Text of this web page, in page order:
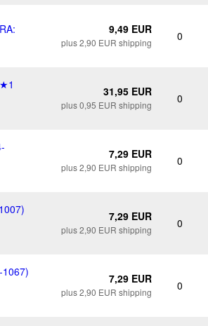
9,49 EUR
plus 2,90 EUR shipping 0
31,95 EUR
plus 0,95 EUR shipping 0
7,29 EUR
plus 2,90 EUR shipping 0
7,29 EUR
plus 2,90 EUR shipping 0
7,29 EUR
plus 2,90 EUR shipping 0